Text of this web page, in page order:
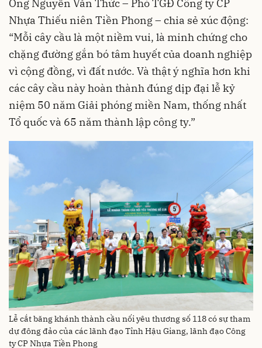
Ông Nguyễn Văn Thức – Phó TGĐ Công ty CP
Nhựa Thiếu niên Tiền Phong – chia sẻ xúc động:
“Mỗi cây cầu là một niềm vui, là minh chứng cho
chặng đường gắn bó tâm huyết của doanh nghiệp
vì cộng đồng, vì đất nước. Và thật ý nghĩa hơn khi
các cây cầu này hoàn thành đúng dịp đại lễ kỷ
niệm 50 năm Giải phóng miền Nam, thống nhất
Tổ quốc và 65 năm thành lập công ty.”
Lễ cắt băng khánh thành cầu nối yêu thương số 118 có sự tham
dự đông đảo của các lãnh đạo Tỉnh Hậu Giang, lãnh đạo Công
ty CP Nhựa Tiền Phong